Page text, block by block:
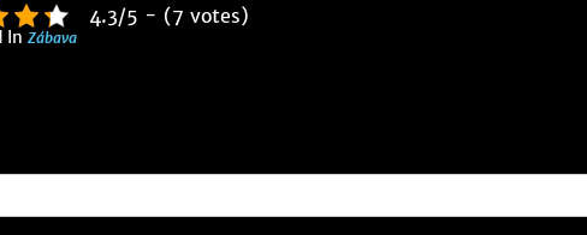
4.3/5 - (7 votes)
In Zábava